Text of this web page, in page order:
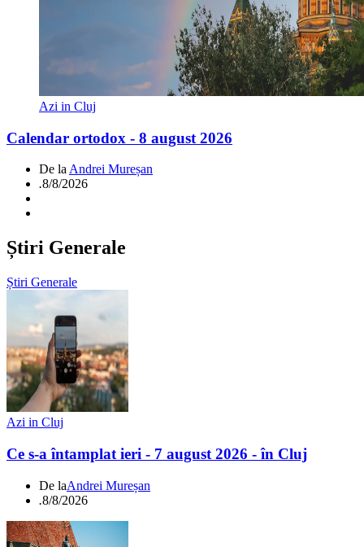
Azi in Cluj
Calendar ortodox - 8 august 2026
De la Andrei Mureșan
.8/8/2026
Știri Generale
Știri Generale
Azi in Cluj
Ce s-a întamplat ieri - 7 august 2026 - în Cluj
De laAndrei Mureșan
.8/8/2026